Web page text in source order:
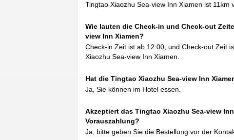
Tingtao Xiaozhu Sea-view Inn Xiamen ist 11km
Wie lauten die Check-in und Check-out
view Inn Xiamen?
Check-in Zeit ist ab 12:00, und Check-out Zeit
Xiaozhu Sea-view Inn Xiamen.
Hat die Tingtao Xiaozhu Sea-view Inn
Ja, Sie können im Hotel essen.
Akzeptiert das Tingtao Xiaozhu Sea-view
Vorauszahlung?
Ja, bitte geben Sie die Bestellung vor der